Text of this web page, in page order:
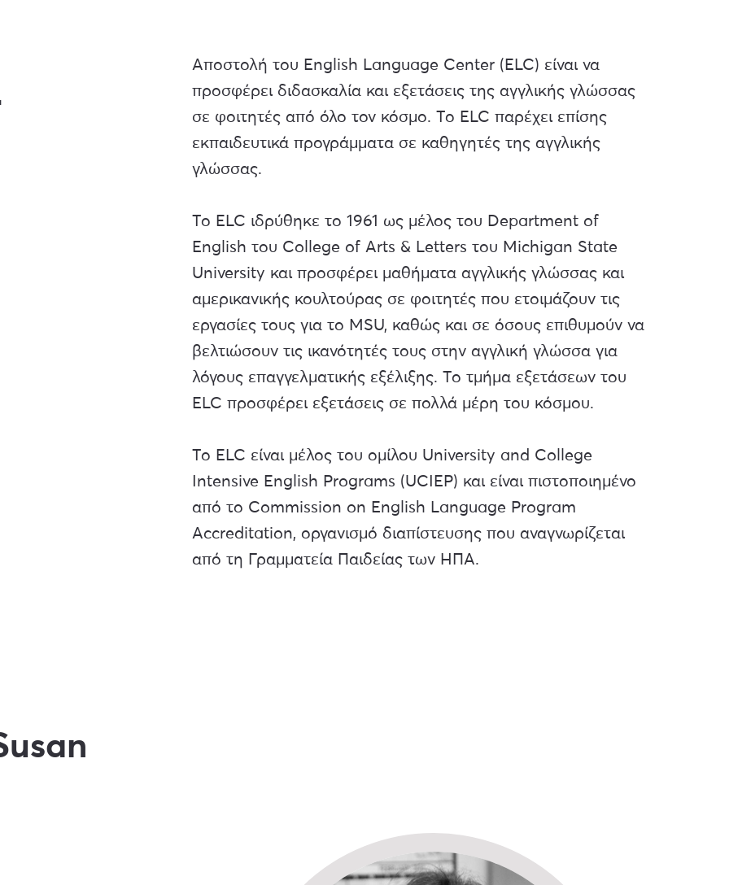
Αποστολή του English Language Center (ELC) είναι να
προσφέρει διδασκαλία και εξετάσεις της αγγλικής γλώσσας
σε φοιτητές από όλο τον κόσμο. Το ELC παρέχει επίσης
εκπαιδευτικά προγράμματα σε καθηγητές της αγγλικής
γλώσσας.
Το ELC ιδρύθηκε το 1961 ως μέλος του Department of
English του College of Arts & Letters του Michigan State
University και προσφέρει μαθήματα αγγλικής γλώσσας και
αμερικανικής κουλτούρας σε φοιτητές που ετοιμάζουν τις
εργασίες τους για το MSU, καθώς και σε όσους επιθυμούν να
βελτιώσουν τις ικανότητές τους στην αγγλική γλώσσα για
λόγους επαγγελματικής εξέλιξης. Το τμήμα εξετάσεων του
ELC προσφέρει εξετάσεις σε πολλά μέρη του κόσμου.
Το ELC είναι μέλος του ομίλου University and College
Intensive English Programs (UCIEP) και είναι πιστοποιημένο
από το Commission on English Language Program
Accreditation, οργανισμό διαπίστευσης που αναγνωρίζεται
από τη Γραμματεία Παιδείας των ΗΠΑ.